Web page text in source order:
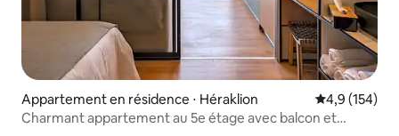
Appartement en résidence ⋅ Héraklion Évaluation
4,9 (154)
Charmant appartement au 5e étage avec balcon et